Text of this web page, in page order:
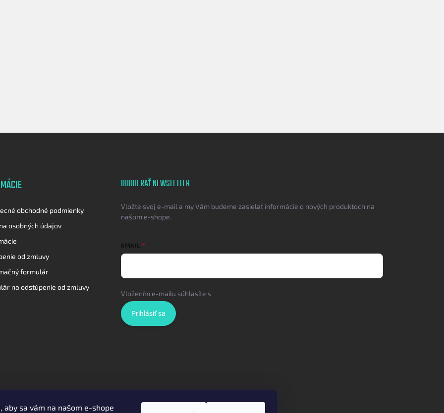
aby sa vám na našom e-shope
obchodné podmienky
osobných údajov
od zmluvy
formulár
na odstúpenie od zmluvy
ODOBERAŤ NEWSLETTER
Vložte svoj e-mail a my Vám budeme zasielať informácie o nových produktoch na
našom e-shope.
EMAIL
Vložením e-mailu súhlasíte s
Prihlásiť sa